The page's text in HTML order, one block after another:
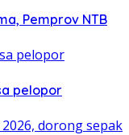
Pemprov NTB
pelopor